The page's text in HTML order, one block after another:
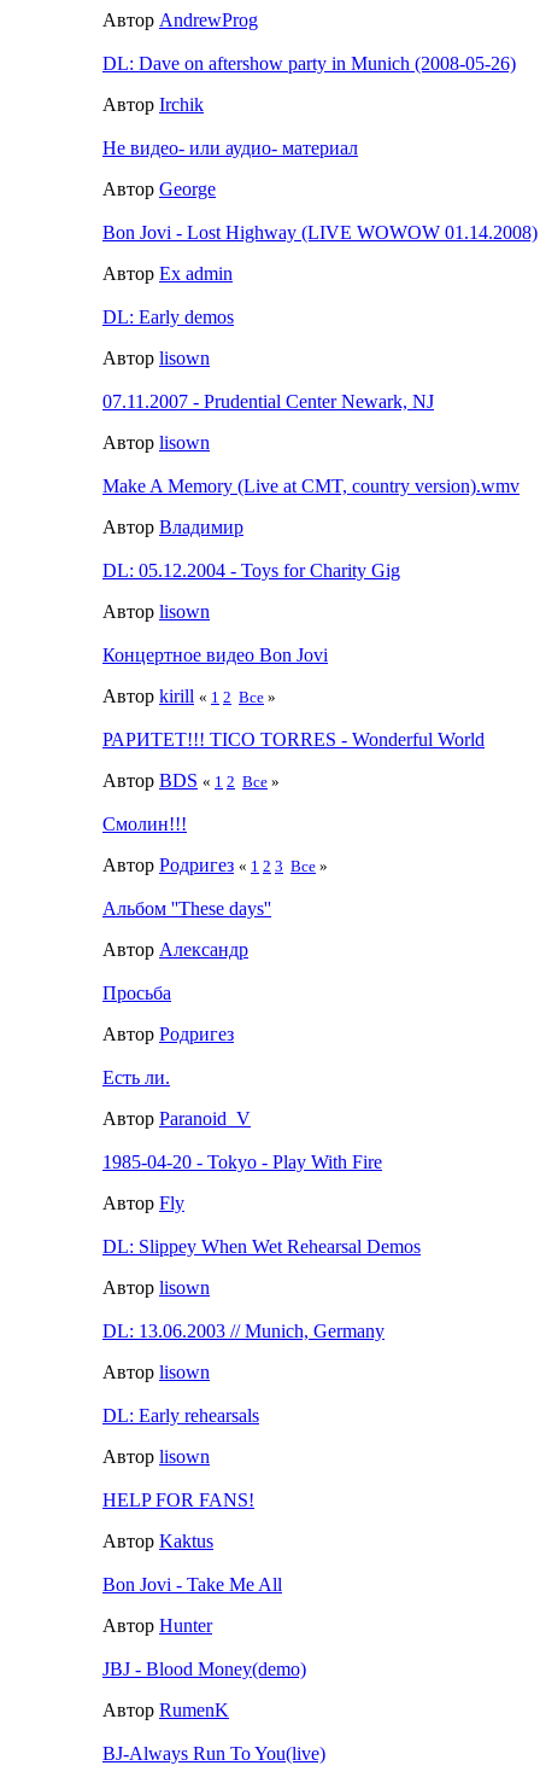
Автор AndrewProg
DL: Dave on aftershow party in Munich (2008-05-26)
Автор Irchik
Не видео- или аудио- материал
Автор George
Bon Jovi - Lost Highway (LIVE WOWOW 01.14.2008)
Автор Ex admin
DL: Early demos
Автор lisown
07.11.2007 - Prudential Center Newark, NJ
Автор lisown
Make A Memory (Live at CMT, country version).wmv
Автор Владимир
DL: 05.12.2004 - Toys for Charity Gig
Автор lisown
Концертное видео Bon Jovi
Автор kirill « 1 2 Все »
РАРИТЕТ!!! TICO TORRES - Wonderful World
Автор BDS « 1 2 Все »
Смолин!!!
Автор Родригез « 1 2 3 Все »
Альбом ''These days''
Автор Александр
Просьба
Автор Родригез
Есть ли.
Автор Paranoid_V
1985-04-20 - Tokyo - Play With Fire
Автор Fly
DL: Slippey When Wet Rehearsal Demos
Автор lisown
DL: 13.06.2003 // Munich, Germany
Автор lisown
DL: Early rehearsals
Автор lisown
HELP FOR FANS!
Автор Kaktus
Bon Jovi - Take Me All
Автор Hunter
JBJ - Blood Money(demo)
Автор RumenK
BJ-Always Run To You(live)